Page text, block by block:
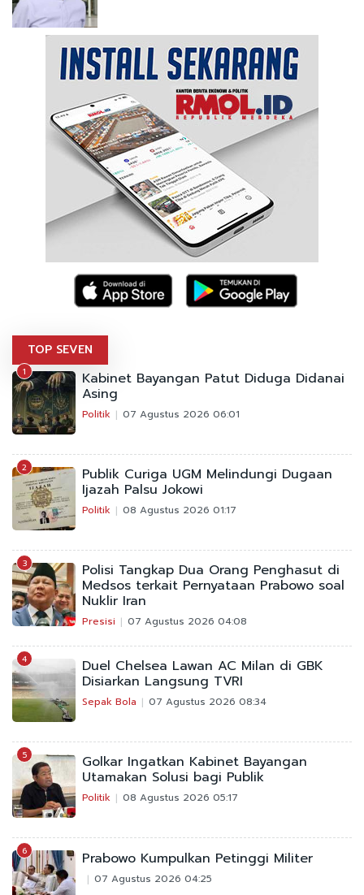
TOP SEVEN
1 Kabinet Bayangan Patut Diduga Didanai
Asing
Politik 07 Agustus 2026 06:01
2 Publik Curiga UGM Melindungi Dugaan
Ijazah Palsu Jokowi
Politik 08 Agustus 2026 01:17
3 Polisi Tangkap Dua Orang Penghasut di
Medsos terkait Pernyataan Prabowo soal
Nuklir Iran
Presisi 07 Agustus 2026 04:08
4 Duel Chelsea Lawan AC Milan di GBK
Disiarkan Langsung TVRI
Sepak Bola 07 Agustus 2026 08:34
5 Golkar Ingatkan Kabinet Bayangan
Utamakan Solusi bagi Publik
Politik 08 Agustus 2026 05:17
6 Prabowo Kumpulkan Petinggi Militer
07 Agustus 2026 04:25